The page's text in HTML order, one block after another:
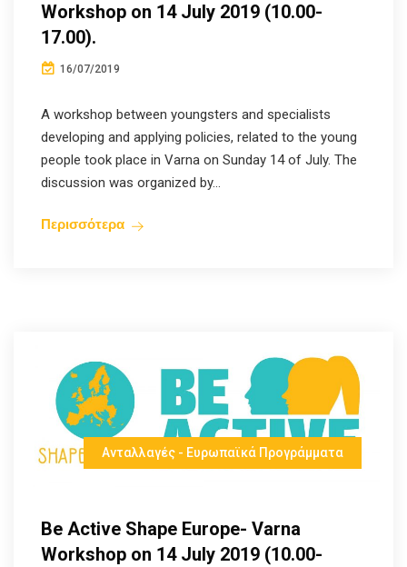
Workshop on 14 July 2019 (10.00-
17.00).
16/07/2019
A workshop between youngsters and specialists
developing and applying policies, related to the young
people took place in Varna on Sunday 14 of July. The
discussion was organized by...
Περισσότερα
Ανταλλαγές - Ευρωπαϊκά Προγράμματα
Be Active Shape Europe- Varna
Workshop on 14 July 2019 (10.00-